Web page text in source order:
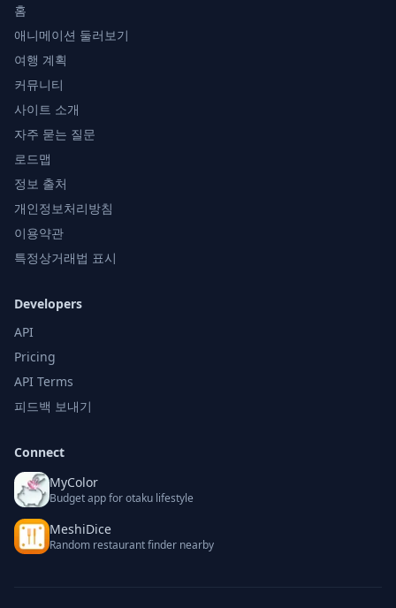
홈
애니메이션 둘러보기
여행 계획
커뮤니티
사이트 소개
자주 묻는 질문
로드맵
정보 출처
개인정보처리방침
이용약관
특정상거래법 표시
Developers
API
Pricing
API Terms
피드백 보내기
Connect
MyColor
Budget app for otaku lifestyle
MeshiDice
Random restaurant finder nearby